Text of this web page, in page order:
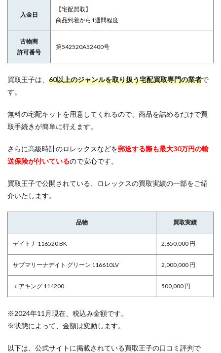
入金日
【宅配買取】
商品到着から1週間程度
古物商
許可番号
第542520A52400号
買取王子は、 60以上のジャンルを取り扱う宅配買取専門の業者で
す。
無料の宅配キットを用意してくれるので、商品を詰めるだけで買
取手続きが簡単に行えます。
さらに高級時計のロレックスなどを郵送する際も最大30万円の輸
送保険が付いているので安心です。
買取王子で公開されている、ロレックスの買取実績の一部をご紹
介いたします。
品物 買取実績
デイトナ 116520 BK 2,650,000 円
サブマリーナデイト グリーン 116610LV 2,000,000 円
エアキング 114200 500,000 円
※2024年11月現在、税込み金額です。
※状態によって、金額は変動します。
以下は、公式サイトに掲載されている買取王子の口コミ評判で